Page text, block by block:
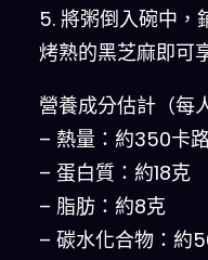
5. 將粥倒入碗中，
烤熟的黑芝麻即可
營養成分估計（每
– 熱量：約350卡
– 蛋白質：約18克
– 脂肪：約8克
– 碳水化合物：約